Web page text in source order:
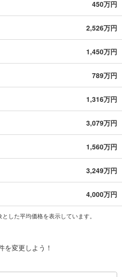
450万円
2,526万円
1,450万円
789万円
1,316万円
3,079万円
1,560万円
3,249万円
4,000万円
した平均価格を表示しています。
を変更しよう！